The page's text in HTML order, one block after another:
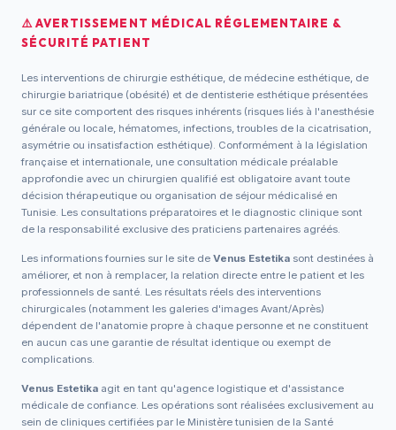
⚠️ AVERTISSEMENT MÉDICAL RÉGLEMENTAIRE &
SÉCURITÉ PATIENT
Les interventions de chirurgie esthétique, de médecine esthétique, de
chirurgie bariatrique (obésité) et de dentisterie esthétique présentées
sur ce site comportent des risques inhérents (risques liés à l'anesthésie
générale ou locale, hématomes, infections, troubles de la cicatrisation,
asymétrie ou insatisfaction esthétique). Conformément à la législation
française et internationale, une consultation médicale préalable
approfondie avec un chirurgien qualifié est obligatoire avant toute
décision thérapeutique ou organisation de séjour médicalisé en
Tunisie. Les consultations préparatoires et le diagnostic clinique sont
de la responsabilité exclusive des praticiens partenaires agréés.
Les informations fournies sur le site de Venus Estetika sont destinées à
améliorer, et non à remplacer, la relation directe entre le patient et les
professionnels de santé. Les résultats réels des interventions
chirurgicales (notamment les galeries d'images Avant/Après)
dépendent de l'anatomie propre à chaque personne et ne constituent
en aucun cas une garantie de résultat identique ou exempt de
complications.
Venus Estetika agit en tant qu'agence logistique et d'assistance
médicale de confiance. Les opérations sont réalisées exclusivement au
sein de cliniques certifiées par le Ministère tunisien de la Santé